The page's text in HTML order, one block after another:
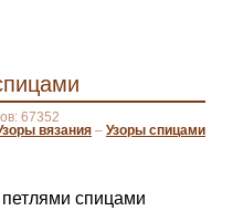
67352
вязания – Узоры спицами
спицами